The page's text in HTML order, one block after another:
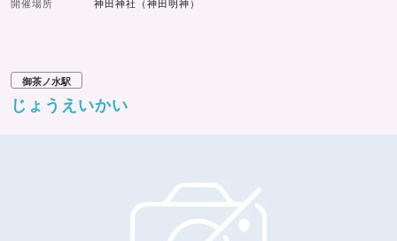
御茶ノ水駅
じょうえいかい